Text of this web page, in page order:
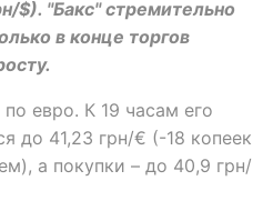
$). "Бакс" стремительно
в конце торгов
евро. К 19 часам его
до 41,23 грн/€ (-18 копеек
а покупки – до 40,9 грн/